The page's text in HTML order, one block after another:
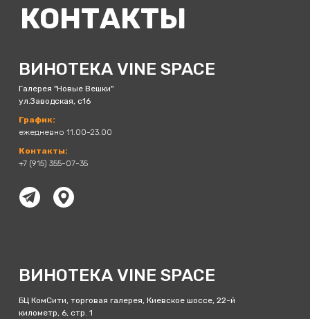
КОНТАКТЫ
ВИНОТЕКА VINE SPACE
Галерея "Новые Вешки"
ул.Заводская, с16
График:
ежедневно 11.00-23.00
Контакты:+7 (915) 355-07-35
Контакты:
+7 (915) 355-07-35
БЦ КомСити, торговая галерея, Киевское шоссе, 22-й
километр, 6, стр. 1
ВИНОТЕКА VINE SPACE